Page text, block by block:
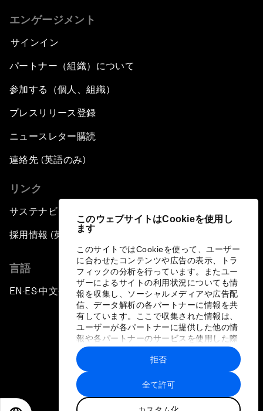
このウェブサイトはCookieを使用し
ます
このサイトではCookieを使って、ユーザー
に合わせたコンテンツや広告の表示、トラ
フィックの分析を行っています。またユー
ザーによるサイトの利用状況についても情
報を収集し、ソーシャルメディアや広告配
信、データ解析の各パートナーに情報を共
有しています。ここで収集された情報は、
ユーザーが各パートナーに提供した他の情
報や各パートナーのサービスを使用した際
に収集された情報と組み合わされ、各パー
トナーによって使用されることがありま
す。
全て許可
拒否
エンゲージメント
サインイン
パートナー（組織）について
参加する（個人、組織）
プレスリリース登録
ニュースレター購読
連絡先 (英語のみ)
リンク
サステナビリティへの取り組み
採用情報 (英語のみ)
言語
EN ▪ES▪中文▪ 日本語
プライバシーポリシーと利用規約
サイトマップ